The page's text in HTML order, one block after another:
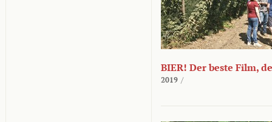
BIER! Der beste Film,
2019 /